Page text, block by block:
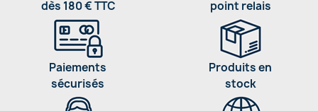
dès 180 € TTC
point relais
Paiements
sécurisés
Produits en
stock